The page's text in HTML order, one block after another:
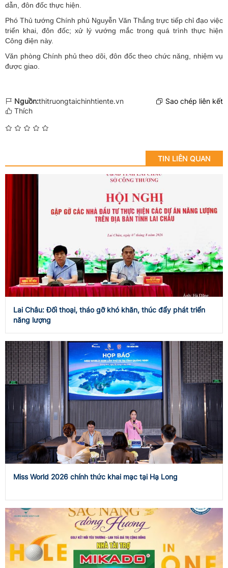
dẫn, đôn đốc thực hiện.
Phó Thủ tướng Chính phủ Nguyễn Văn Thắng trực tiếp chỉ đạo việc
triển khai, đôn đốc; xử lý vướng mắc trong quá trình thực hiện
Công điện này.
Văn phòng Chính phủ theo dõi, đôn đốc theo chức năng, nhiệm vụ
được giao.
Nguồn:thitruongtaichinhtiente.vn
Sao chép liên kết
Thích
TIN LIÊN QUAN
Lai Châu: Đối thoại, tháo gỡ khó khăn, thúc đẩy phát triển
năng lượng
Miss World 2026 chính thức khai mạc tại Hạ Long